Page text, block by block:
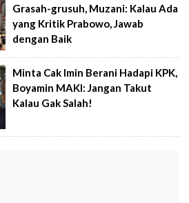
Grasah-grusuh, Muzani: Kalau Ada
yang Kritik Prabowo, Jawab
dengan Baik
Minta Cak Imin Berani Hadapi KPK,
Boyamin MAKI: Jangan Takut
Kalau Gak Salah!